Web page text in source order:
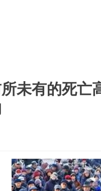
未有的死亡